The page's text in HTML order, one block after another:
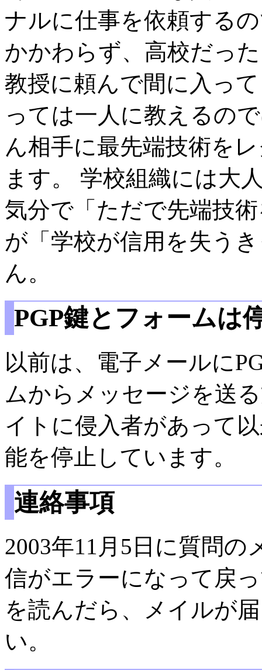
ナルに仕事を依頼する
かかわらず、高校だっ
教授に頼んで間に入っ
っては一人に教えるの
ん相手に最先端技術を
ます。 学校組織には大
気分で「ただで先端技
が「学校が信用を失う
ん。
PGP鍵とフォームは
以前は、電子メールに
ムからメッセージを送
イトに侵入者があって
能を停止しています。
連絡事項
2003年11月5日に質問
信がエラーになって戻
を読んだら、メイルが
い。